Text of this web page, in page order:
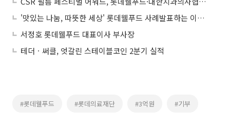
'맛있는 나눔, 따뜻한 세상' 롯데웰푸드 사례발표하는 이승기 매니저
서정호 롯데웰푸드 대표이사 부사장
테더ㆍ써클, 엇갈린 스테이블코인 2분기 실적
#롯데웰푸드 #롯데의료재단 #3억원 #기부